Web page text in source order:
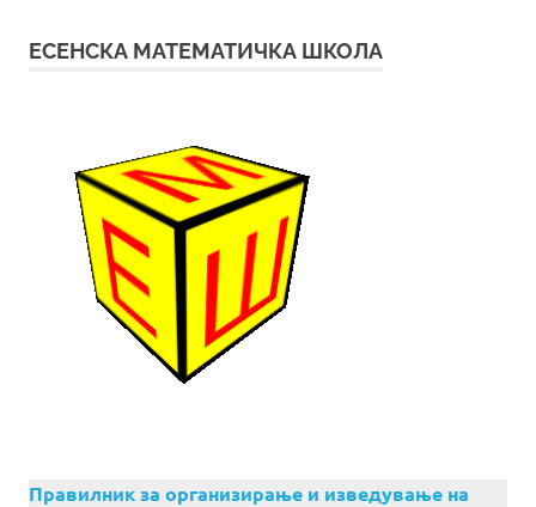
ЕСЕНСКА МАТЕМАТИЧКА ШКОЛА
Правилник за организирање и изведување на